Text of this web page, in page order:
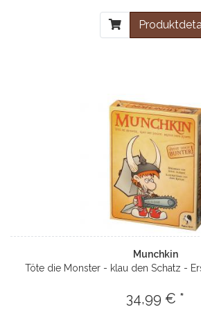
Munchkin
Töte die Monster - klau den Schatz -
34,99 € *